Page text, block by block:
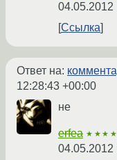
04.05.2012
Ссылка
Ответ на:
12:28:43 +00:00
не
erfea
04.05.2012